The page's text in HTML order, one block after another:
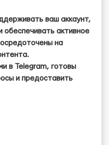
ваш аккаунт,
обеспечивать активное
на
в Telegram, готовы
и предоставить